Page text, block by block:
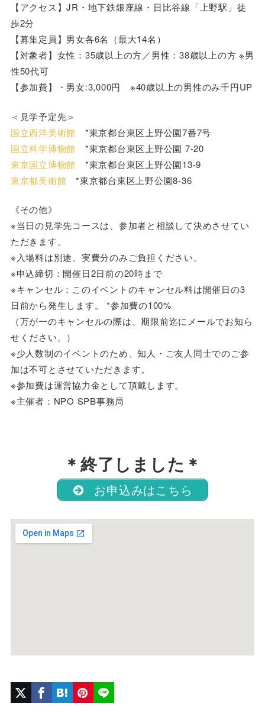
【アクセス】JR・地下鉄銀座線・日比谷線「上野駅」徒
歩2分
【募集定員】男女各6名（最大14名）
【対象者】女性：35歳以上の方／男性：38歳以上の方 ※男
性50代可
【参加費】・男女:3,000円 ※40歳以上の男性のみ千円UP
＜見学予定先＞
国立西洋美術館 *東京都台東区上野公園7番7号
国立科学博物館 *東京都台東区上野公園 7-20
東京国立博物館 *東京都台東区上野公園13-9
東京都美術館 *東京都台東区上野公園8-36
《その他》
※当日の見学先コースは、参加者と相談して決めさせてい
ただきます。
※入場料は別途、実費分のみご負担ください。
※申込締切：開催日2日前の20時まで
※キャンセル：このイベントのキャンセル料は開催日の3
日前から発生します。 *参加費の100%
（万が一のキャンセルの際は、期限前迄にメールでお知ら
せください。）
※少人数制のイベントのため、知人・ご友人同士でのご参
加は不可とさせていただきます。
※参加費は運営協力金として頂戴します。
※主催者：NPO SPB事務局
＊終了しました＊
お申込みはこちら